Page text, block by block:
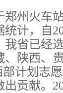
火车站
统计，自
我省已经
、陕西、
部计划志
出贡献。